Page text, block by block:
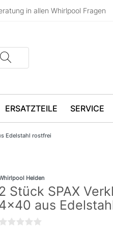
in allen Whirlpool Fragen
ERSATZTEILE SERVICE
Edelstahl rostfrei
Helden
2 Stück SPAX
aus